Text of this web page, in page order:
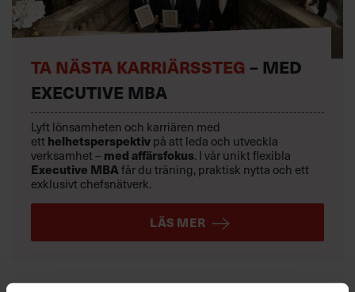
TA NÄSTA KARRIÄRSSTEG – MED
EXECUTIVE MBA
Lyft lönsamheten och karriären med
ett helhetsperspektivpå att leda och utveckla
verksamhet – med affärsfokus. I vår unikt flexibla
Executive MBAfår du träning, praktisk nytta och ett
exklusivt chefsnätverk.
LÄS MER